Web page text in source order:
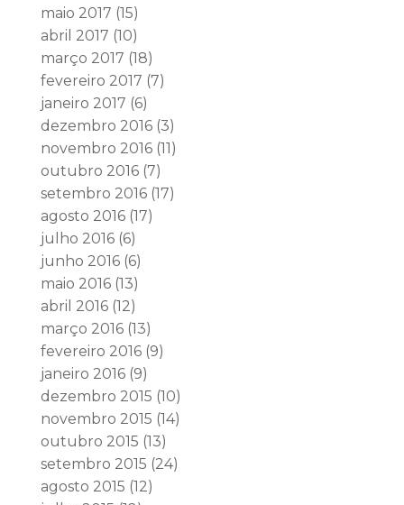
maio 2017 (15)
abril 2017 (10)
março 2017 (18)
fevereiro 2017 (7)
janeiro 2017 (6)
dezembro 2016(3)
novembro 2016(11)
outubro 2016(7)
setembro 2016(17)
agosto 2016(17)
julho 2016(6)
junho 2016(6)
maio 2016(13)
abril 2016(12)
março 2016(13)
fevereiro 2016(9)
janeiro 2016(9)
dezembro 2015 (10)
novembro 2015 (14)
outubro 2015 (13)
setembro 2015 (24)
agosto 2015 (12)